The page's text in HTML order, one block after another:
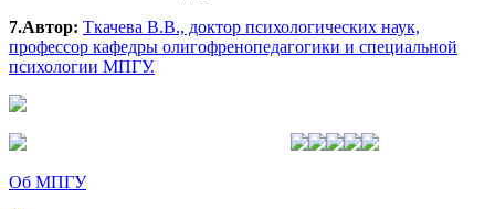
7.Автор: Ткачева В.В., доктор психологических наук,
профессор кафедры олигофренопедагогики и специальной
психологии МПГУ.
Об МПГУ